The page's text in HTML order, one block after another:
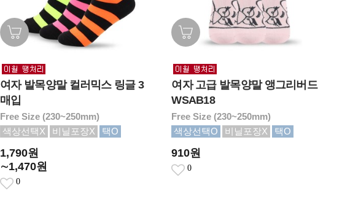
여자 발목양말 컬러믹스 링글 3
매입
Free Size (230~250mm)
색상선택X
비닐포장X 택O
1,790원
∼1,470원
0
여자 고급 발목양말 앵그리버드
WSAB18
Free Size (230~250mm)
색상선택O
비닐포장X 택O
910원
0